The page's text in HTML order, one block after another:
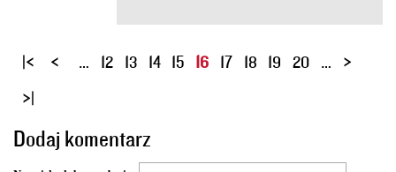
S
o
n
… 12 13 14 15 16 17 18 19 20 …
Dodaj komentarz